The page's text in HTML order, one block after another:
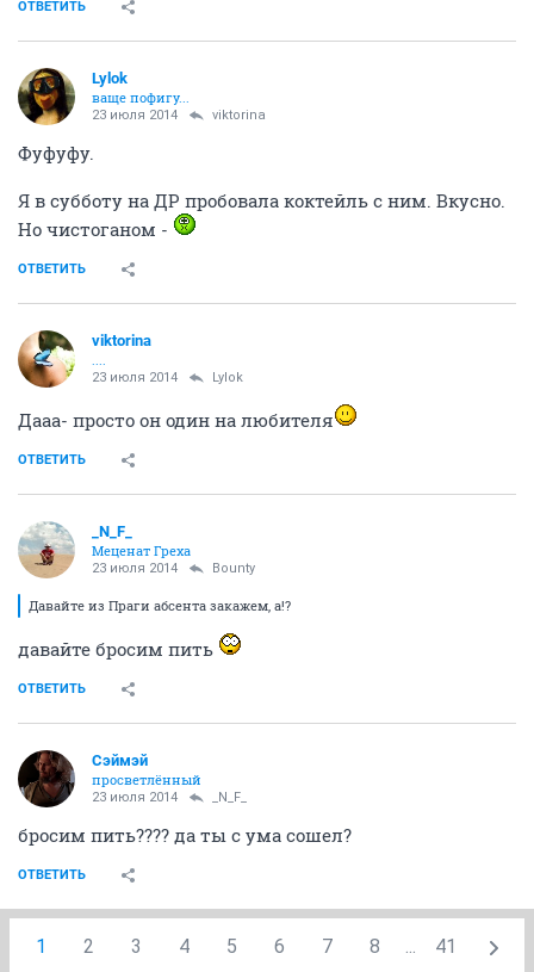
ОТВЕТИТЬ
Lylok
ваще пофигу...
23 июля 2014 viktorina
Фуфуфу.
Я в субботу на ДР пробовала коктейль с ним. Вкусно.
Но чистоганом -
ОТВЕТИТЬ
viktorina
23 июля 2014 Lylok
Дааа- просто он один на любителя
ОТВЕТИТЬ
_N_F_
Меценат Греха
23 июля 2014 Bounty
Давайте из Праги абсента закажем, а!?
давайте бросим пить
ОТВЕТИТЬ
Сэймэй
просветлённый
23 июля 2014 _N_F_
бросим пить???? да ты с ума сошел?
ОТВЕТИТЬ
1 2 3 4 5 6 7 8 ... 41